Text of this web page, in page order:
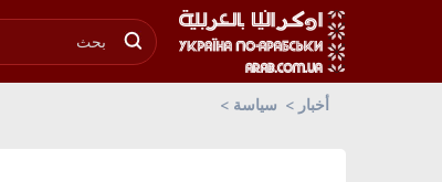
أخبار سياسة